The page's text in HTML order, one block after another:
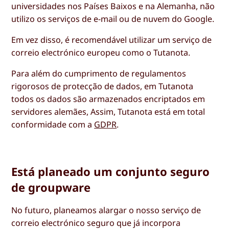
universidades nos Países Baixos e na Alemanha, não
utilizo os serviços de e-mail ou de nuvem do Google.
Em vez disso, é recomendável utilizar um serviço de
correio electrónico europeu como o Tutanota.
Para além do cumprimento de regulamentos
rigorosos de protecção de dados, em Tutanota
todos os dados são armazenados encriptados em
servidores alemães, Assim, Tutanota está em total
conformidade com a GDPR.
Está planeado um conjunto seguro
de groupware
No futuro, planeamos alargar o nosso serviço de
correio electrónico seguro que já incorpora